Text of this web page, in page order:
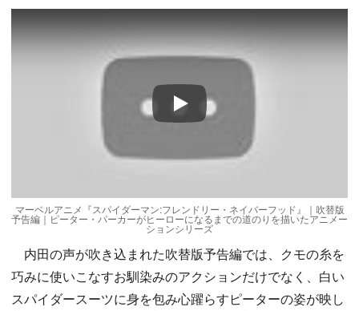
Play
マーベルアニメ『スパイダーマン:フレンドリー・ネイバーフッド』｜吹替版
予告編｜ピーター・パーカーがヒーローになるまでの道のりを描いたアニメー
ションシリーズ
内田の声が吹き込まれた吹替版予告編では、クモの糸を
巧みに使いこなすお馴染みのアクションだけでなく、白い
スパイダースーツに身を包み心躍らすピーターの姿が映し